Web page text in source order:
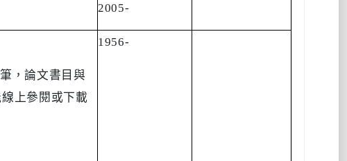
2005-
，論文書目與
上參閱或下載
1956-